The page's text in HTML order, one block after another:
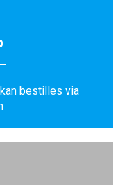
bestilles via